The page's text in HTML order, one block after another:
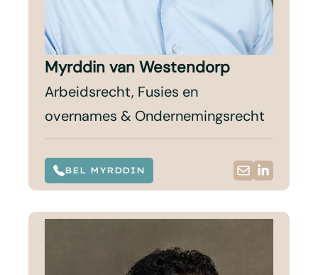
Myrddin van Westendorp
Arbeidsrecht, Fusies en
overnames & Ondernemingsrecht
BEL MYRDDIN